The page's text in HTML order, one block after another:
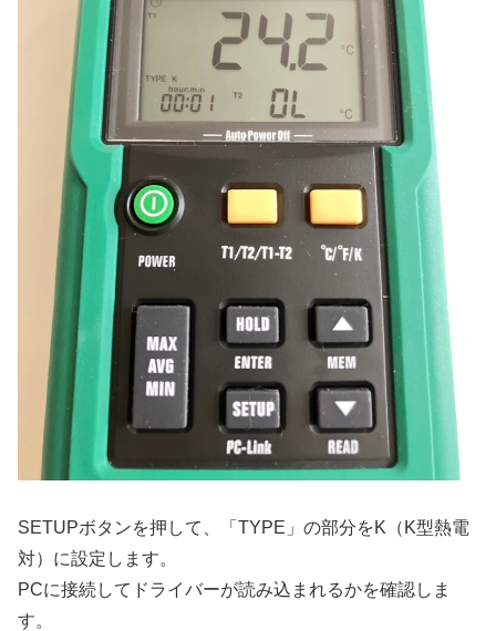
SETUPボタンを押して、「TYPE」の部分をK（K型熱電
対）に設定します。
PCに接続してドライバーが読み込まれるかを確認しま
す。